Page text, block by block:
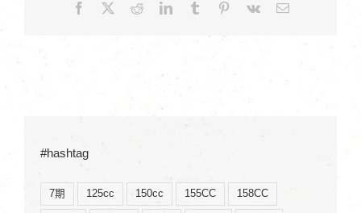
Facebook RedditLinkedInTumblr Pinterest
Vk Email:
#hashtag
7期 125cc 150cc 155CC 158CC